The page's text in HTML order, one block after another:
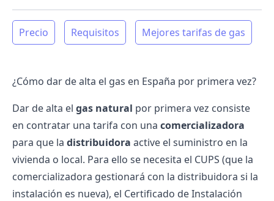
Precio Requisitos Mejores tarifas de gas
¿Cómo dar de alta el gas en España por primera vez?
Dar de alta el gas natural por primera vez consiste
en contratar una tarifa con una comercializadora
para que la distribuidora active el suministro en la
vivienda o local. Para ello se necesita el CUPS (que la
comercializadora gestionará con la distribuidora si la
instalación es nueva), el Certificado de Instalación